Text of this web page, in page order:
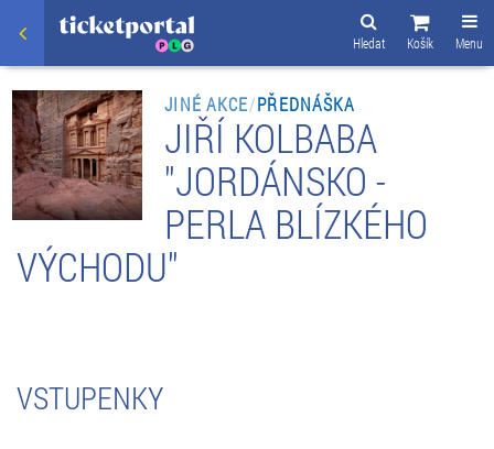
Menu
Košík
Hledat
JINÉ AKCE/PŘEDNÁŠKA
JIŘÍ KOLBABA
"JORDÁNSKO -
PERLA BLÍZKÉHO
VÝCHODU"
VSTUPENKY